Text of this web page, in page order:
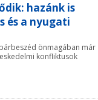
hazánk is
és a nyugati
önmagában már
konfliktusok